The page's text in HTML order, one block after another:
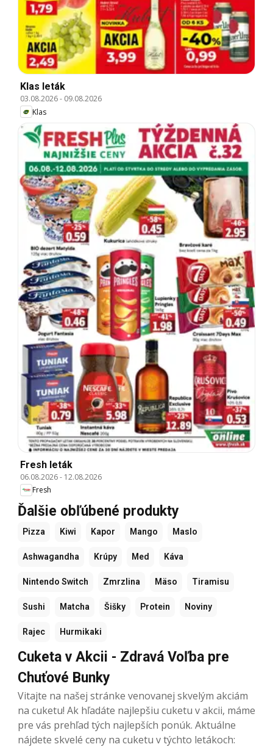
Klas leták
03.08.2026- 09.08.2026
Klas
Fresh leták
06.08.2026- 12.08.2026
Fresh
Ďalšie obľúbené produkty
Pizza Kiwi Kapor Mango Maslo
Ashwagandha Krúpy Med Káva
Nintendo Switch Zmrzlina Mäso Tiramisu
Sushi Matcha Šišky Protein Noviny
Rajec Hurmikaki
Cuketa v Akcii - Zdravá Voľba pre
Chuťové Bunky
Vitajte na našej stránke venovanej skvelým akciám
na cuketu! Ak hľadáte najlepšiu cuketu v akcii, máme
pre vás prehľad tých najlepších ponúk. Aktuálne
nájdete skvelé ceny na cuketu v týchto letákoch: